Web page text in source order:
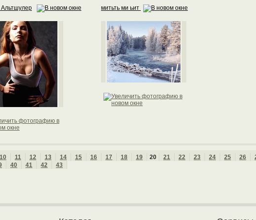
митьть ми ьит
10 11 12 13 14 15 16 17 18 19 20 21 22 23 24 25 26
40 41 42 43